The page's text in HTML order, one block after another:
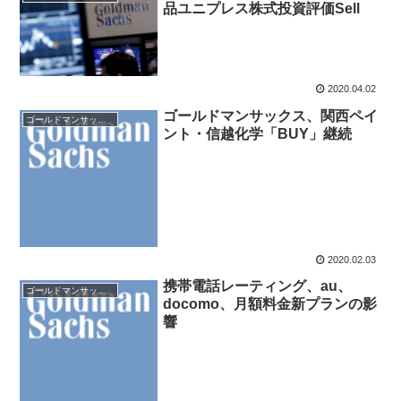
品ユニプレス株式投資評価Sell
2020.04.02
ゴールドマンサックス、関西ペイ
ント・信越化学「BUY」継続
2020.02.03
携帯電話レーティング、au、
docomo、月額料金新プランの影
響